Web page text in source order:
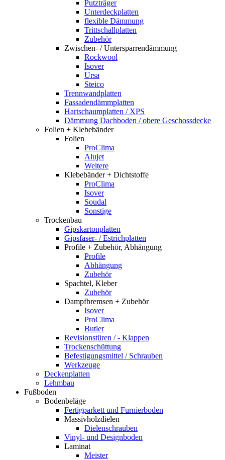
Putzträger
Unterdeckplatten
flexible Dämmung
Trittschallplatten
Zubehör
Zwischen- / Untersparrendämmung
Rockwool
Isover
Ursa
Steico
Trennwandplatten
Fassadendämmplatten
Hartschaumplatten / XPS
Dämmung Dachboden / obere Geschossdecke
Folien + Klebebänder
Folien
ProClima
Alujet
Weitere
Klebebänder + Dichtstoffe
ProClima
Isover
Soudal
Sonstige
Trockenbau
Gipskartonplatten
Gipsfaser- / Estrichplatten
Profile + Zubehör, Abhängung
Profile
Abhängung
Zubehör
Spachtel, Kleber
Zubehör
Dampfbremsen + Zubehör
Isover
ProClima
Butler
Revisionstüren / - Klappen
Trockenschüttung
Befestigungsmittel / Schrauben
Werkzeuge
Deckenplatten
Lehmbau
Fußboden
Bodenbeläge
Fertigparkett und Furnierboden
Massivholzdielen
Dielenschrauben
Vinyl- und Designboden
Laminat
Meister